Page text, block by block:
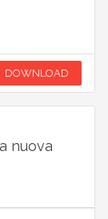
DOWNLOAD
nuova